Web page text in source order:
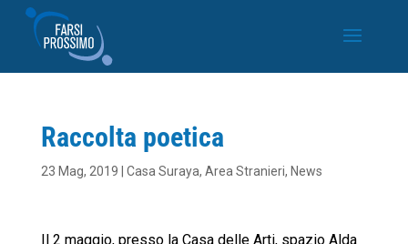
Raccolta poetica
23 Mag, 2019 Casa Suraya, Area Stranieri, News
Il 2 maggio, presso la Casa delle Arti, spazio Alda